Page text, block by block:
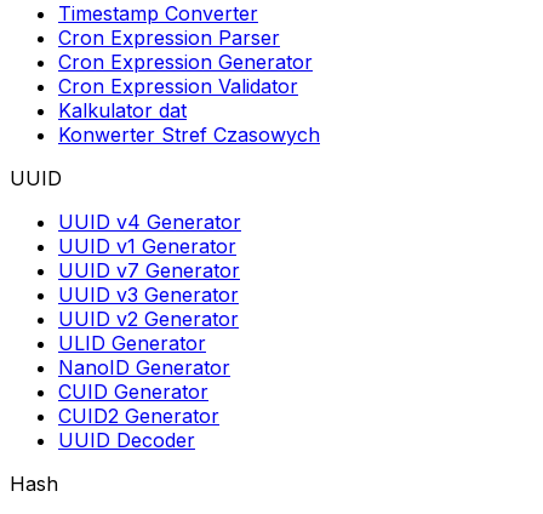
Timestamp Converter
Cron Expression Parser
Cron Expression Generator
Cron Expression Validator
Kalkulator dat
Konwerter Stref Czasowych
UUID
UUID v4 Generator
UUID v1 Generator
UUID v7 Generator
UUID v3 Generator
UUID v2 Generator
ULID Generator
NanoID Generator
CUID Generator
CUID2 Generator
UUID Decoder
Hash